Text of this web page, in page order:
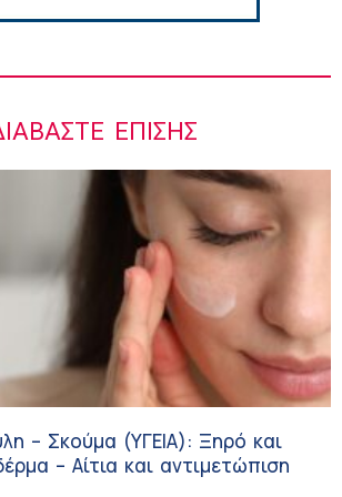
ΕΠΊΣΗΣ
– Σκούμα (ΥΓΕΙΑ): Ξηρό και
– Αίτια και αντιμετώπιση